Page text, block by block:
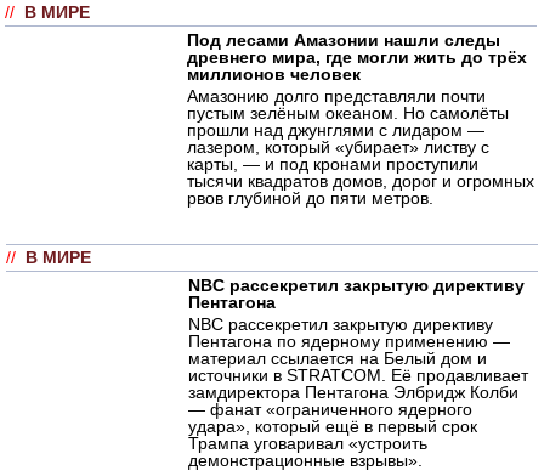
// В МИРЕ
Под лесами Амазонии нашли следы
древнего мира, где могли жить до трёх
миллионов человек
Амазонию долго представляли почти
пустым зелёным океаном. Но самолёты
прошли над джунглями с лидаром —
лазером, который «убирает» листву с
карты, — и под кронами проступили
тысячи квадратов домов, дорог и огромных
рвов глубиной до пяти метров.
// В МИРЕ
NBC рассекретил закрытую директиву
Пентагона
NBC рассекретил закрытую директиву
Пентагона по ядерному применению —
материал ссылается на Белый дом и
источники в STRATCOM. Её продавливает
замдиректора Пентагона Элбридж Колби
— фанат «ограниченного ядерного
удара», который ещё в первый срок
Трампа уговаривал «устроить
демонстрационные взрывы».